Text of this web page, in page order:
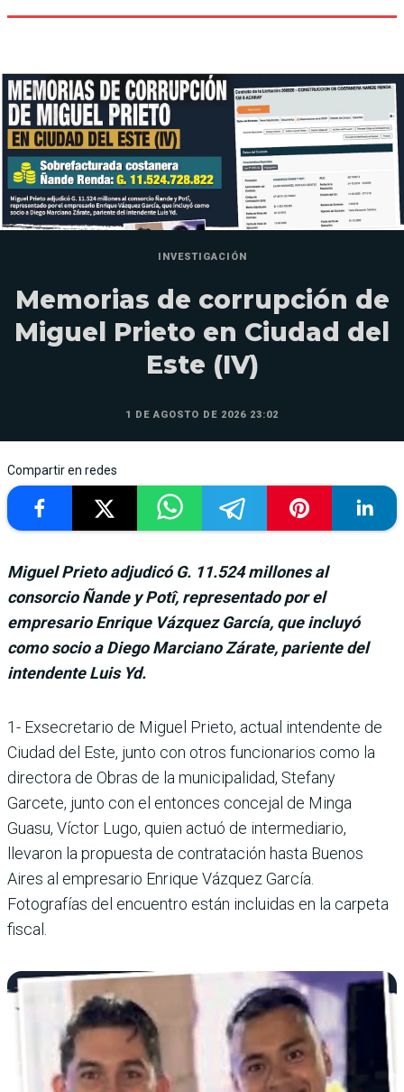
INVESTIGACIÓN
Memorias de corrupción de
Miguel Prieto en Ciudad del
Este (IV)
1 DE AGOSTO DE 2026 23:02
Compartir en redes
Miguel Prieto adjudicó G. 11.524 millones al
consorcio Ñande y Potî, representado por el
empresario Enrique Vázquez García, que incluyó
como socio a Diego Marciano Zárate, pariente del
intendente Luis Yd.
1- Exsecretario de Miguel Prieto, actual intendente de
Ciudad del Este, junto con otros funcionarios como la
directora de Obras de la municipalidad, Stefany
Garcete, junto con el entonces concejal de Minga
Guasu, Víctor Lugo, quien actuó de intermediario,
llevaron la propuesta de contratación hasta Buenos
Aires al empresario Enrique Vázquez García.
Fotografías del encuentro están incluidas en la carpeta
fiscal.